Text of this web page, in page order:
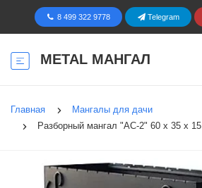
8 499 322 9778 Telegram
METAL МАНГАЛ
Главная
Мангалы для дачи
Разборный мангал "АС-2" 60 х 35 х 15